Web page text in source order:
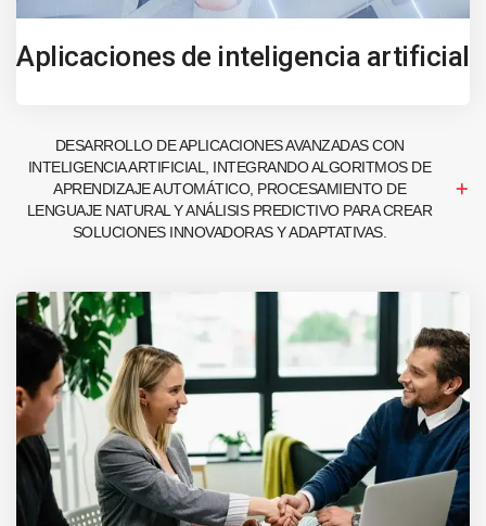
Aplicaciones de inteligencia artificial
DESARROLLO DE APLICACIONES AVANZADAS CON
INTELIGENCIA ARTIFICIAL, INTEGRANDO ALGORITMOS DE
APRENDIZAJE AUTOMÁTICO, PROCESAMIENTO DE
LENGUAJE NATURAL Y ANÁLISIS PREDICTIVO PARA CREAR
SOLUCIONES INNOVADORAS Y ADAPTATIVAS.